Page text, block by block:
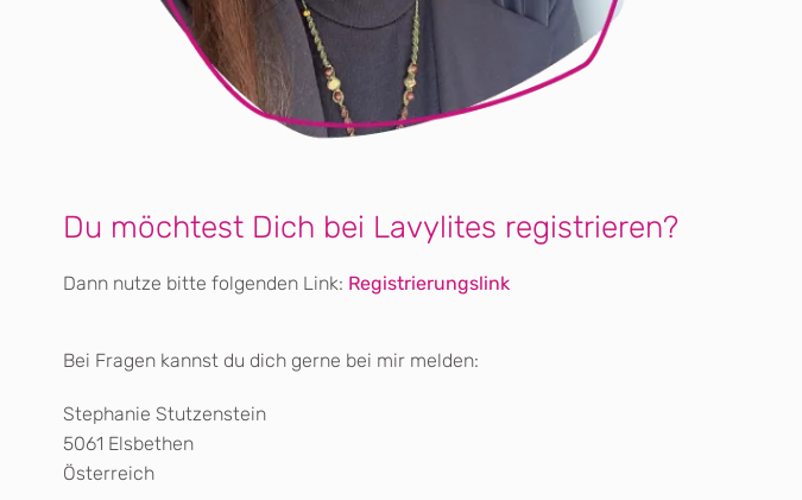
Du möchtest Dich bei Lavylites registrieren?
Dann nutze bitte folgenden Link: Registrierungslink
Bei Fragen kannst du dich gerne bei mir melden:
Stephanie Stutzenstein
5061 Elsbethen
Österreich